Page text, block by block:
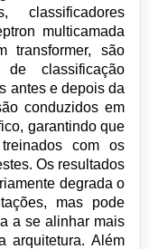
classificadores
multicamada
transformer, são
classificação
antes e depois da
conduzidos em
garantindo que
com os
Os resultados
degrada o
mas pode
a se alinhar mais
arquitetura. Além